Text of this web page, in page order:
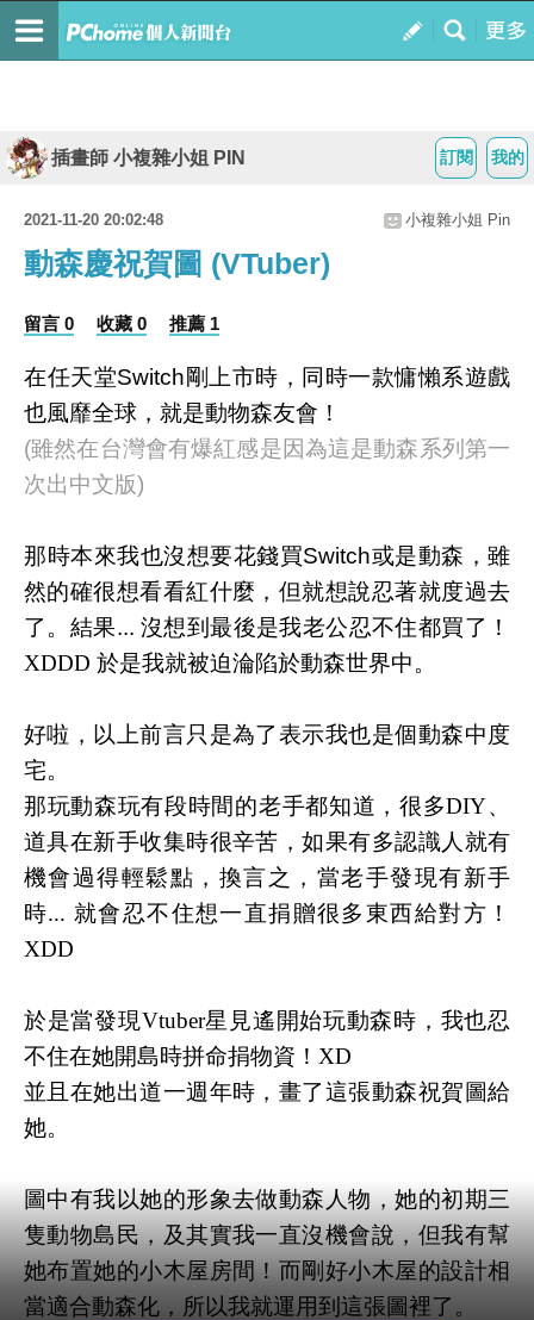
我的
訂閱
插畫師 小複雜小姐 PIN
2021-11-20 20:02:48 小複雜小姐 Pin
動森慶祝賀圖 (VTuber)
留言 0 收藏 0 推薦 1
在任天堂Switch剛上市時，同時一款慵懶系遊戲
也風靡全球，就是動物森友會！
(雖然在台灣會有爆紅感是因為這是動森系列第一
次出中文版)
那時本來我也沒想要花錢買Switch或是動森，雖
然的確很想看看紅什麼，但就想說忍著就度過去
了。結果... 沒想到最後是我老公忍不住都買了！
XDDD 於是我就被迫淪陷於動森世界中。
好啦，以上前言只是為了表示我也是個動森中度
宅。
那玩動森玩有段時間的老手都知道，很多DIY、
道具在新手收集時很辛苦，如果有多認識人就有
機會過得輕鬆點，換言之，當老手發現有新手
時... 就會忍不住想一直捐贈很多東西給對方！
XDD
於是當發現Vtuber星見遙開始玩動森時，我也忍
不住在她開島時拼命捐物資！XD
並且在她出道一週年時，畫了這張動森祝賀圖給
她。
圖中有我以她的形象去做動森人物，她的初期三
隻動物島民，及其實我一直沒機會說，但我有幫
她布置她的小木屋房間！而剛好小木屋的設計相
當適合動森化，所以我就運用到這張圖裡了。